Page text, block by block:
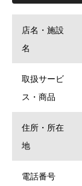
店名・施設
名
取扱サービ
ス・商品
住所・所在
地
電話番号